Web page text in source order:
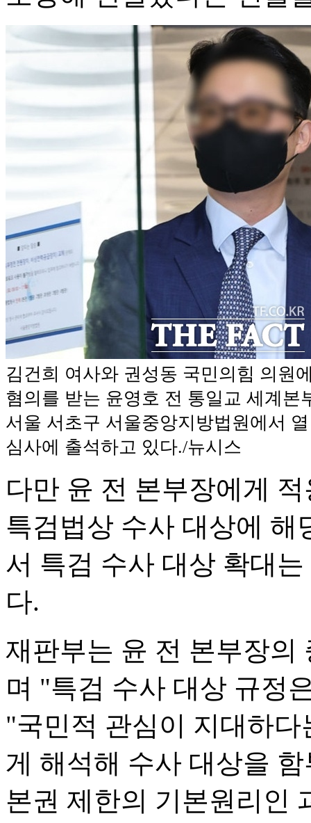
김건희 여사와 권성동 국민의힘 의원
혐의를 받는 윤영호 전 통일교 세계본
서울 서초구 서울중앙지방법원에서
심사에 출석하고 있다./뉴시스
다만 윤 전 본부장에게
특검법상 수사 대상에 해
서 특검 수사 대상 확대
다.
재판부는 윤 전 본부장의
며 "특검 수사 대상 규정
"국민적 관심이 지대하
게 해석해 수사 대상을
본권 제한의 기본원리인